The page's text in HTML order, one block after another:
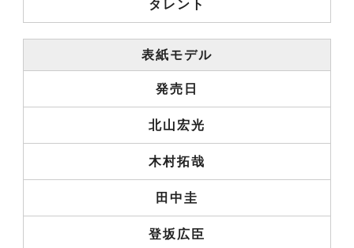
タレント
表紙モデル
発売日
北山宏光
木村拓哉
田中圭
登坂広臣